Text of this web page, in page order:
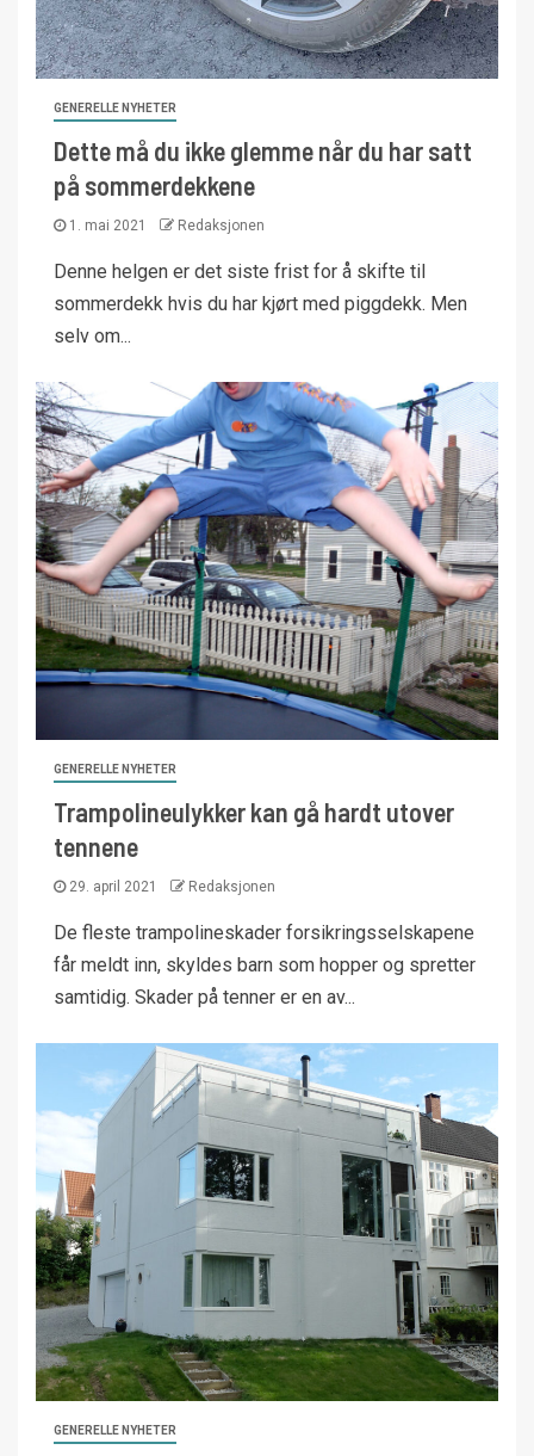
GENERELLE NYHETER
Dette må du ikke glemme når du har satt
på sommerdekkene
1. mai 2021 Redaksjonen
Denne helgen er det siste frist for å skifte til
sommerdekk hvis du har kjørt med piggdekk. Men
selv om...
GENERELLE NYHETER
Trampolineulykker kan gå hardt utover
tennene
29. april 2021 Redaksjonen
De fleste trampolineskader forsikringsselskapene
får meldt inn, skyldes barn som hopper og spretter
samtidig. Skader på tenner er en av...
GENERELLE NYHETER